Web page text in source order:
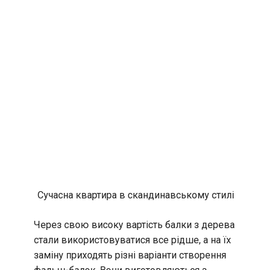
Сучасна квартира в скандинавському стилі
Через свою високу вартість балки з дерева
стали використовуватися все рідше, а на їх
заміну приходять різні варіанти створення